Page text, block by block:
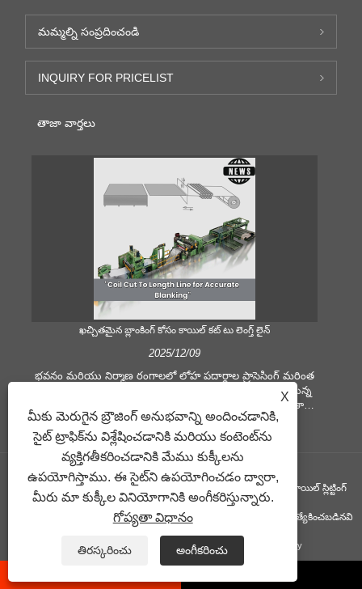
మమ్మల్ని సంప్రదించండి
INQUIRY FOR PRICELIST
తాజా వార్తలు
ఖచ్చితమైన బ్లాంకింగ్ కోసం కాయిల్ కట్ టు లెంగ్త్ లైన్
2025/12/09
భవనం మరియు నిర్మాణ రంగాలలో లోహ పదార్థాల ప్రాసెసింగ్ మరింత
కీలకంగా పెరుగుతోంది. సాంకేతిక పరిణామాలు మరియు మారుతున్న
కస్టమర్ల అంచనాలు కంపెనీలను మరింత ఎక్కువ ఉత్పాదక ప్రమాణాలు
మరియు నాణ్యత డిమాండ్‌లను అందుకోవడానికి బలవంతం చేస్తాయి.
సాంప్రదాయిక చేతి ప్రాసెసింగ్ పద్ధతులు సమకాలీన పరిశ్రమ
అవసరాలను తీర్చడానికి సరిపోవు, ప్రత్యేకించి గొప్ప ఖచ్చితత్వం
మరియు సామర్థ్యం కోసం. అందువల్ల, కాయిల్ కట్ టు లెంగ్త్ లైన్
కాయిల్ ప్రాసెసింగ్ పరికరంగా ఉద్భవించింది.
కాపీరైట్ ©GUANGZHOU KINGREAL MACHINERY CO., LTD.， - కాయిల్ స్లిట్టింగ్
మెషిన్, కాయిల్ కట్ టు లెంగ్త్ మెషిన్, మెటల్ కట్ లెంగ్త్ లైన్ - అన్ని హక్కులూ ప్రత్యేకించబడినవి
లింకులు Sitemap XML Privacy Policy
X
మీకు మెరుగైన బ్రౌజింగ్ అనుభవాన్ని అందించడానికి,
సైట్ ట్రాఫిక్‌ను విశ్లేషించడానికి మరియు కంటెంట్‌ను
వ్యక్తిగతీకరించడానికి మేము కుక్కీలను
ఉపయోగిస్తాము. ఈ సైట్‌ని ఉపయోగించడం ద్వారా,
మీరు మా కుక్కీల వినియోగానికి అంగీకరిస్తున్నారు.
గోప్యతా విధానం
తిరస్కరించు అంగీకరించు